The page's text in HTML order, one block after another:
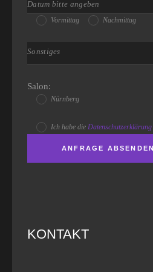
Vormittag Nachmittag
Salon:
Nürnberg
Ich habe die Datenschutzerklärung
KONTAKT